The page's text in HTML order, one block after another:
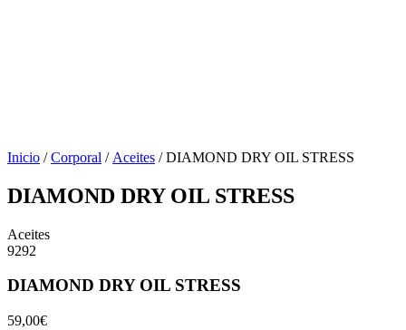
Inicio /Corporal / Aceites / DIAMOND DRY OIL STRESS
DIAMOND DRY OIL STRESS
Aceites
9292
DIAMOND DRY OIL STRESS
59,00€